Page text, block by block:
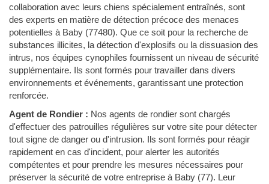
collaboration avec leurs chiens spécialement entraînés, sont
des experts en matière de détection précoce des menaces
potentielles à Baby (77480). Que ce soit pour la recherche de
substances illicites, la détection d'explosifs ou la dissuasion des
intrus, nos équipes cynophiles fournissent un niveau de sécurité
supplémentaire. Ils sont formés pour travailler dans divers
environnements et événements, garantissant une protection
renforcée.
Agent de Rondier : Nos agents de rondier sont chargés
d'effectuer des patrouilles régulières sur votre site pour détecter
tout signe de danger ou d'intrusion. Ils sont formés pour réagir
rapidement en cas d'incident, pour alerter les autorités
compétentes et pour prendre les mesures nécessaires pour
préserver la sécurité de votre entreprise à Baby (77). Leur